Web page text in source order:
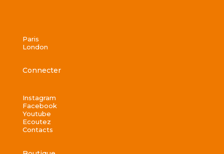
Paris
London
Connecter
Instagram
Facebook
Youtube
Ecoutez
Contacts